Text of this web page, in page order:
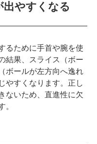
やすくなる
るために手首や腕を使
結果、スライス（ボー
ボールが左方向へ逸れ
やすくなります。正し
ないため、直進性に欠
。